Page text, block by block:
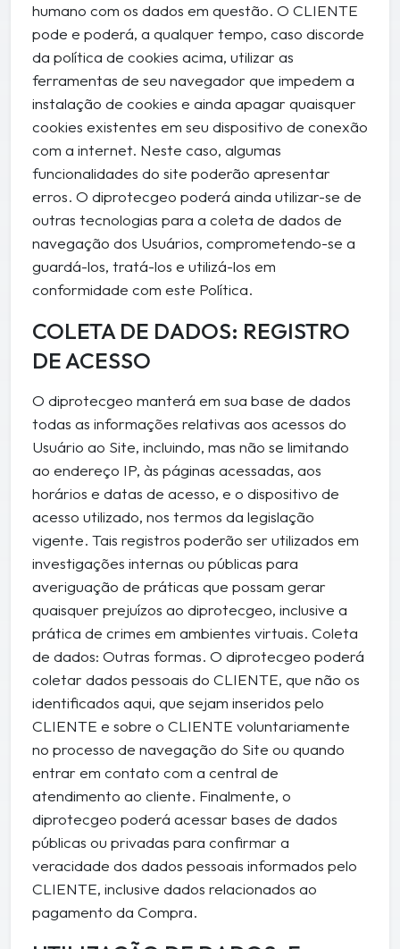
humano com os dados em questão. O CLIENTE
pode e poderá, a qualquer tempo, caso discorde
da política de cookies acima, utilizar as
ferramentas de seu navegador que impedem a
instalação de cookies e ainda apagar quaisquer
cookies existentes em seu dispositivo de conexão
com a internet. Neste caso, algumas
funcionalidades do site poderão apresentar
erros. O diprotecgeo poderá ainda utilizar-se de
outras tecnologias para a coleta de dados de
navegação dos Usuários, comprometendo-se a
guardá-los, tratá-los e utilizá-los em
conformidade com este Política.
COLETA DE DADOS: REGISTRO
DE ACESSO
O diprotecgeo manterá em sua base de dados
todas as informações relativas aos acessos do
Usuário ao Site, incluindo, mas não se limitando
ao endereço IP, às páginas acessadas, aos
horários e datas de acesso, e o dispositivo de
acesso utilizado, nos termos da legislação
vigente. Tais registros poderão ser utilizados em
investigações internas ou públicas para
averiguação de práticas que possam gerar
quaisquer prejuízos ao diprotecgeo, inclusive a
prática de crimes em ambientes virtuais. Coleta
de dados: Outras formas. O diprotecgeo poderá
coletar dados pessoais do CLIENTE, que não os
identificados aqui, que sejam inseridos pelo
CLIENTE e sobre o CLIENTE voluntariamente
no processo de navegação do Site ou quando
entrar em contato com a central de
atendimento ao cliente. Finalmente, o
diprotecgeo poderá acessar bases de dados
públicas ou privadas para confirmar a
veracidade dos dados pessoais informados pelo
CLIENTE, inclusive dados relacionados ao
pagamento da Compra.